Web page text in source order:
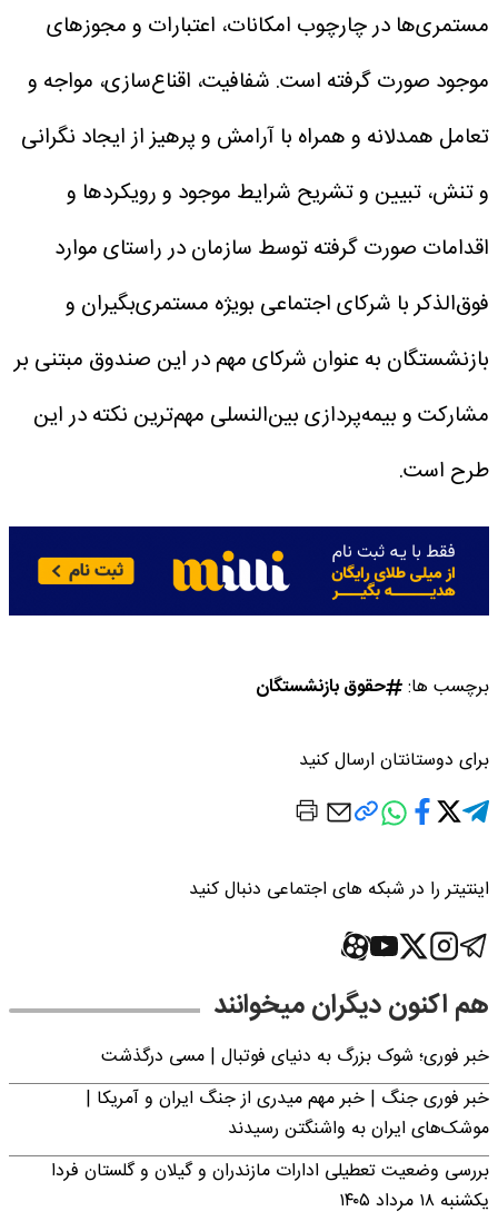
مستمری‌ها در چارچوب امکانات، اعتبارات و مجوزهای
موجود صورت گرفته است. شفافیت، اقناع‌سازی، مواجه و
تعامل همدلانه و همراه با آرامش و پرهیز از ایجاد نگرانی
و تنش، تبیین و تشریح شرایط موجود و رویکردها و
اقدامات صورت گرفته توسط سازمان در راستای موارد
فوق‌الذکر با شرکای اجتماعی بویژه مستمری‌بگیران و
بازنشستگان به عنوان شرکای مهم در این صندوق مبتنی بر
مشارکت و بیمه‌پردازی بین‌النسلی مهم‌ترین نکته در این
طرح است.
برچسب ها: حقوق بازنشستگان
برای دوستانتان ارسال کنید
اینتیتر را در شبکه های اجتماعی دنبال کنید
هم اکنون دیگران میخوانند
خبر فوری؛‌ شوک بزرگ به دنیای فوتبال | مسی درگذشت
خبر فوری جنگ | خبر مهم میدری از جنگ ایران و آمریکا |
موشک‌های ایران به واشنگتن رسیدند
بررسی وضعیت تعطیلی ادارات مازندران و گیلان و گلستان فردا
یکشنبه ۱۸ مرداد ۱۴۰۵